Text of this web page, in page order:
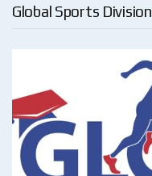
Global Sports Division